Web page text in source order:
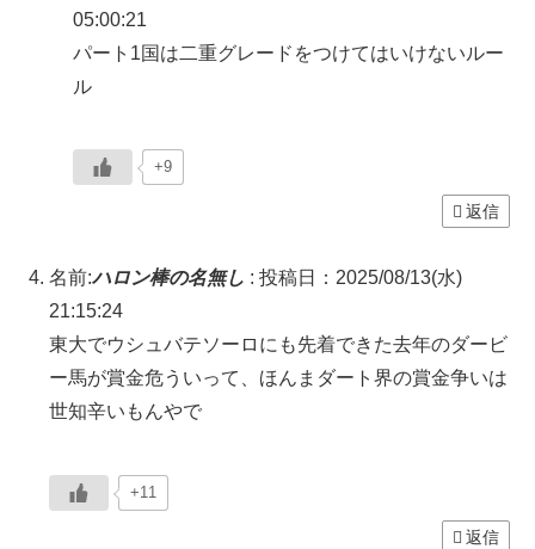
05:00:21
パート1国は二重グレードをつけてはいけないルー
ル
+9
返信
名前:ハロン棒の名無し : 投稿日：2025/08/13(水)
21:15:24
東大でウシュバテソーロにも先着できた去年のダービ
ー馬が賞金危ういって、ほんまダート界の賞金争いは
世知辛いもんやで
+11
返信